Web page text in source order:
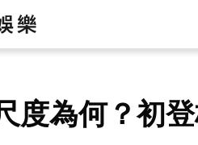
度為何？初